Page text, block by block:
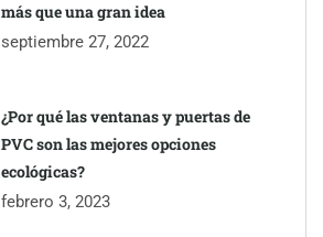
más que una gran idea
septiembre 27, 2022
¿Por qué las ventanas y puertas de
PVC son las mejores opciones
ecológicas?
febrero 3, 2023